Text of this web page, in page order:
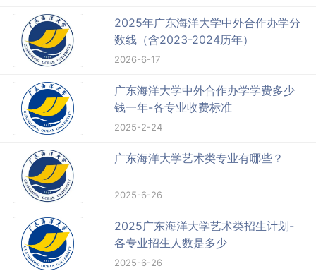
2025年广东海洋大学中外合作办学分
数线（含2023-2024历年）
2026-6-17
广东海洋大学中外合作办学学费多少
钱一年-各专业收费标准
2025-2-24
广东海洋大学艺术类专业有哪些？
2025-6-26
2025广东海洋大学艺术类招生计划-
各专业招生人数是多少
2025-6-26